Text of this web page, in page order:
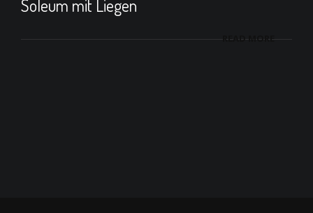
Soleum mit Liegen
READ MORE